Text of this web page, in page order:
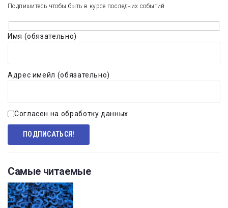
Подпишитесь чтобы быть в курсе последних событий
Имя (обязательно)
Адрес имейл (обязательно)
Согласен на обработку данных
Самые читаемые